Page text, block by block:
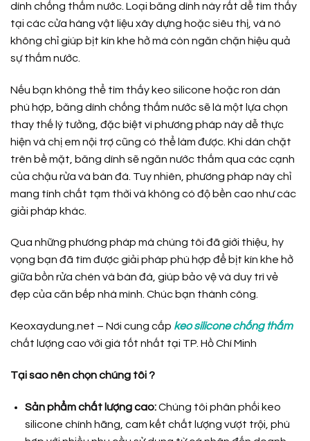
dính chống thấm nước. Loại băng dính này rất dễ tìm thấy
tại các cửa hàng vật liệu xây dựng hoặc siêu thị, và nó
không chỉ giúp bịt kín khe hở mà còn ngăn chặn hiệu quả
sự thấm nước.
Nếu bạn không thể tìm thấy keo silicone hoặc ron dán
phù hợp, băng dính chống thấm nước sẽ là một lựa chọn
thay thế lý tưởng, đặc biệt vì phương pháp này dễ thực
hiện và chị em nội trợ cũng có thể làm được. Khi dán chặt
trên bề mặt, băng dính sẽ ngăn nước thấm qua các cạnh
của chậu rửa và bàn đá. Tuy nhiên, phương pháp này chỉ
mang tính chất tạm thời và không có độ bền cao như các
giải pháp khác.
Qua những phương pháp mà chúng tôi đã giới thiệu, hy
vọng bạn đã tìm được giải pháp phù hợp để bịt kín khe hở
giữa bồn rửa chén và bàn đá, giúp bảo vệ và duy trì vẻ
đẹp của căn bếp nhà mình. Chúc bạn thành công.
Keoxaydung.net – Nơi cung cấp keo silicone chống thấm
chất lượng cao với giá tốt nhất tại TP. Hồ Chí Minh
Tại sao nên chọn chúng tôi ?
Sản phẩm chất lượng cao:Chúng tôi phân phối keo
silicone chính hãng, cam kết chất lượng vượt trội, phù